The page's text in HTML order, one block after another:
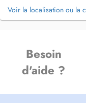
Voir la localisation ou la
Besoin
d'aide ?